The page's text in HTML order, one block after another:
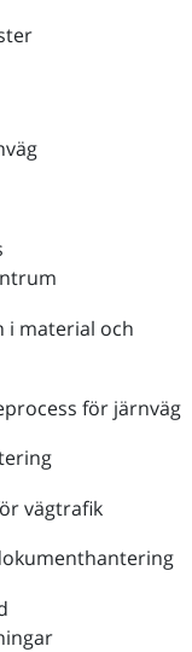
i material och
för järnväg
vägtrafik